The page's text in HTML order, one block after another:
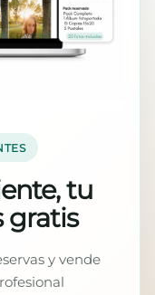
tu
gratis
y vende